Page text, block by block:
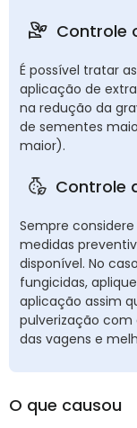
Controle
É possível tratar
aplicação de
na redução da
de sementes
maior).
Controle
Sempre
medidas
disponível. No
fungicidas,
aplicação assim
pulverização
das vagens e
O que causou